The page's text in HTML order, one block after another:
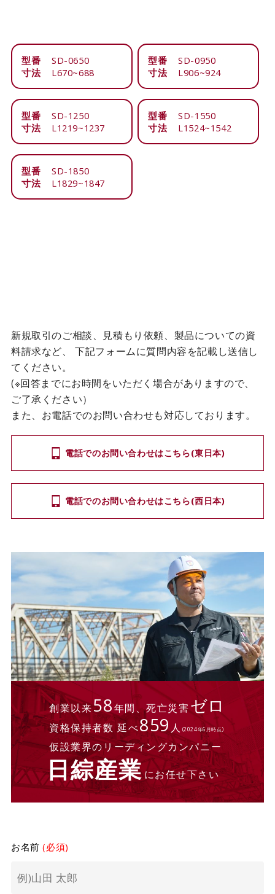
型番
SD-0650
寸法
L670~688
型番
SD-0950
寸法
L906~924
型番
SD-1250
寸法
L1219~1237
型番
SD-1550
寸法
L1524~1542
型番
SD-1850
寸法
L1829~1847
新規取引のご相談、見積もり依頼、製品についての資
料請求など、
下記フォームに質問内容を記載し送信し
てください。
(※回答までにお時間をいただく場合がありますので、
ご了承ください）
また、お電話でのお問い合わせも対応しております。
電話でのお問い合わせはこちら(東日本)
電話でのお問い合わせはこちら(西日本)
創業以来58年間、死亡災害ゼロ
資格保持者数 延べ859人 (2024年6月時点)
仮設業界のリーディングカンパニー
日綜産業にお任せ下さい
お名前(必須)